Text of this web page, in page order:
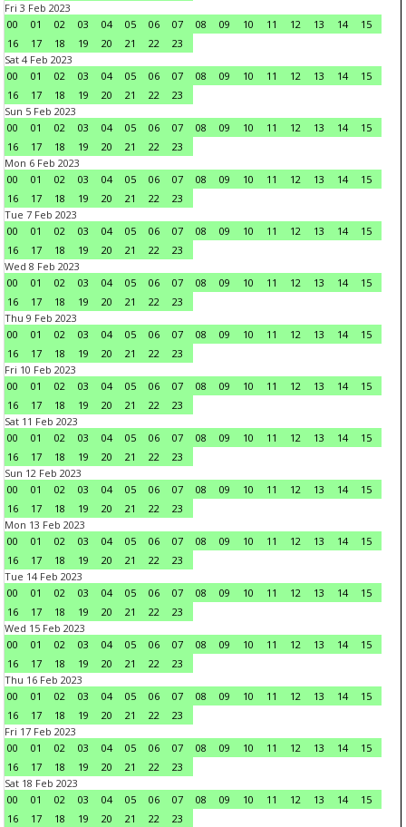
Fri 3 Feb 2023
00
01 02 03 04 05 06 07 08 09 10 11 12 13 14
15
16
17 18 19 20 21 22
23
Sat 4 Feb 2023
00
01 02 03 04 05 06 07 08 09 10 11 12 13 14
15
16
17 18 19 20 21 22
23
Sun 5 Feb 2023
00
01 02 03 04 05 06 07 08 09 10 11 12 13 14
15
16
17 18 19 20 21 22
23
Mon 6 Feb 2023
00
01 02 03 04 05 06 07 08 09 10 11 12 13 14
15
16
17 18 19 20 21 22
23
Tue 7 Feb 2023
00
01 02 03 04 05 06 07 08 09 10 11 12 13 14
15
16
17 18 19 20 21 22
23
Wed 8 Feb 2023
00
01 02 03 04 05 06 07 08 09 10 11 12 13 14
15
16
17 18 19 20 21 22
23
Thu 9 Feb 2023
00
01 02 03 04 05 06 07 08 09 10 11 12 13 14
15
16
17 18 19 20 21 22
23
Fri 10 Feb 2023
00
01 02 03 04 05 06 07 08 09 10 11 12 13 14
15
16
17 18 19 20 21 22
23
Sat 11 Feb 2023
00
01 02 03 04 05 06 07 08 09 10 11 12 13 14
15
16
17 18 19 20 21 22
23
Sun 12 Feb 2023
00
01 02 03 04 05 06 07 08 09 10 11 12 13 14
15
16
17 18 19 20 21 22
23
Mon 13 Feb 2023
00
01 02 03 04 05 06 07 08 09 10 11 12 13 14
15
16
17 18 19 20 21 22
23
Tue 14 Feb 2023
00
01 02 03 04 05 06 07 08 09 10 11 12 13 14
15
16
17 18 19 20 21 22
23
Wed 15 Feb 2023
00
01 02 03 04 05 06 07 08 09 10 11 12 13 14
15
16
17 18 19 20 21 22
23
Thu 16 Feb 2023
00
01 02 03 04 05 06 07 08 09 10 11 12 13 14
15
16
17 18 19 20 21 22
23
Fri 17 Feb 2023
00
01 02 03 04 05 06 07 08 09 10 11 12 13 14
15
16
17 18 19 20 21 22
23
Sat 18 Feb 2023
00
01 02 03 04 05 06 07 08 09 10 11 12 13 14
15
16
17 18 19 20 21 22
23